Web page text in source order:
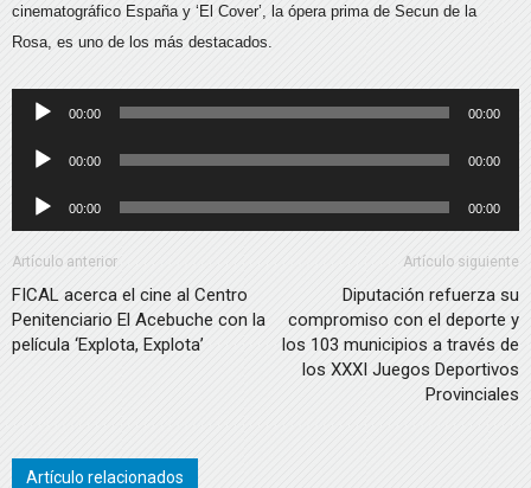
cinematográfico España y ‘El Cover’, la ópera prima de Secun de la
Rosa, es uno de los más destacados.
Reproductor
audio
00:00 00:00
Reproductor
audio
00:00 00:00
Reproductor
de
audio
00:00 00:00
Artículo anterior
FICAL acerca el cine al Centro
Penitenciario El Acebuche con la
película ‘Explota, Explota’
Artículo siguiente
Diputación refuerza su
compromiso con el deporte y
los 103 municipios a través de
los XXXI Juegos Deportivos
Provinciales
Artículo relacionados